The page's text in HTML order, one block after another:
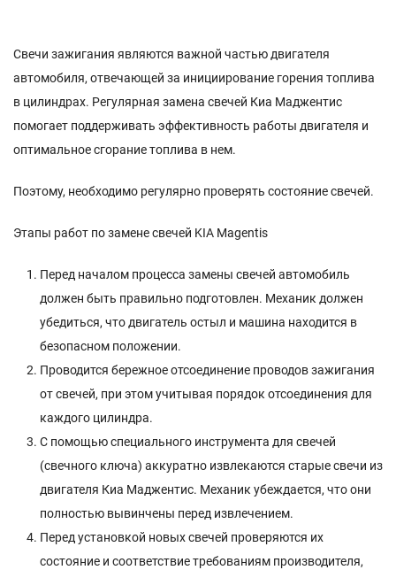
Свечи зажигания являются важной частью двигателя
автомобиля, отвечающей за инициирование горения топлива
в цилиндрах. Регулярная замена свечей Киа Маджентис
помогает поддерживать эффективность работы двигателя и
оптимальное сгорание топлива в нем.
Поэтому, необходимо регулярно проверять состояние свечей.
Этапы работ по замене свечей KIA Magentis
Перед началом процесса замены свечей автомобиль
должен быть правильно подготовлен. Механик должен
убедиться, что двигатель остыл и машина находится в
безопасном положении.
Проводится бережное отсоединение проводов зажигания
от свечей, при этом учитывая порядок отсоединения для
каждого цилиндра.
С помощью специального инструмента для свечей
(свечного ключа) аккуратно извлекаются старые свечи из
двигателя Киа Маджентис. Механик убеждается, что они
полностью вывинчены перед извлечением.
Перед установкой новых свечей проверяются их
состояние и соответствие требованиям производителя,